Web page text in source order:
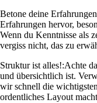
Betone deine
Erfahrungen hervor,
Wenn du Kenntnisse als
vergiss nicht, das zu
Struktur ist alles!:Achte
und übersichtlich ist.
wir schnell die
ordentliches Layout